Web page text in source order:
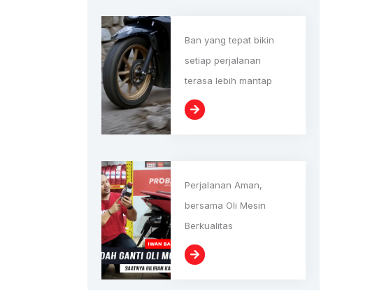
Ban yang tepat bikin
setiap perjalanan
terasa lebih mantap
Perjalanan Aman,
bersama Oli Mesin
Berkualitas